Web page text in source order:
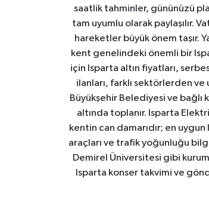
saatlik tahminler, gününüzü
tam uyumlu olarak paylaşılır.
hareketler büyük önem taşır.
kent genelindeki önemli bir
için Isparta altın fiyatları,
ilanları, farklı sektörlerden
Büyükşehir Belediyesi ve bağlı
altında toplanır. Isparta
kentin can damarıdır; en
araçları ve trafik yoğunluğu
Demirel Üniversitesi gibi
Isparta konser takvimi ve